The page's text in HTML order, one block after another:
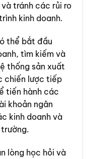
tránh các rủi ro
kinh doanh.
thể bắt đầu
tìm kiếm và
thống sản xuất
chiến lược tiếp
tiến hành các
khoản ngân
kinh doanh và
lòng học hỏi và